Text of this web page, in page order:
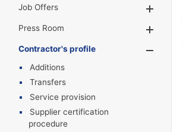
Job Offers
Press Room
Contractor's profile
Additions
Transfers
Service provision
Supplier certification
procedure